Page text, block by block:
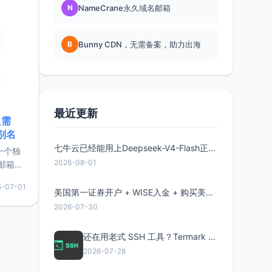
名
个独
箱等
较有
惠的
07-01
N NameCrane永久域名邮箱
B Bunny CDN，无需备案，助力出海
最近更新
七牛云已经能用上Deepseek-V4-Flash正式版了，点此领取300万Token
2026-08-01
美国第一证券开户 + WISE入金 + 购买美股全流程分享
2026-07-30
还在用老式 SSH 工具？Termark 新一代跨平台智能SSH客户端了解一下
2026-07-28